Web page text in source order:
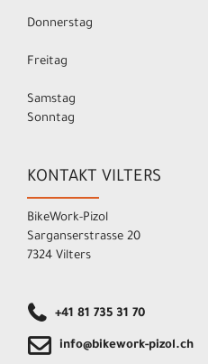
Donnerstag
Freitag
Samstag
Sonntag
KONTAKT VILTERS
BikeWork-Pizol
Sarganserstrasse 20
7324 Vilters
+41 81 735 31 70
info@bikework-pizol.ch